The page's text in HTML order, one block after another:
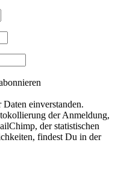
einverstanden.
der Anmeldung,
der statistischen
findest Du in der